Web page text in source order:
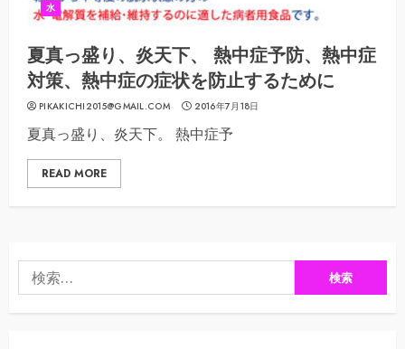
水
夏真っ盛り、炎天下、 熱中症予防、熱中症
対策、熱中症の症状を防止するために
PIKAKICHI2015@GMAIL.COM 2016年7月18日
夏真っ盛り、炎天下。 熱中症予
READ MORE
索: